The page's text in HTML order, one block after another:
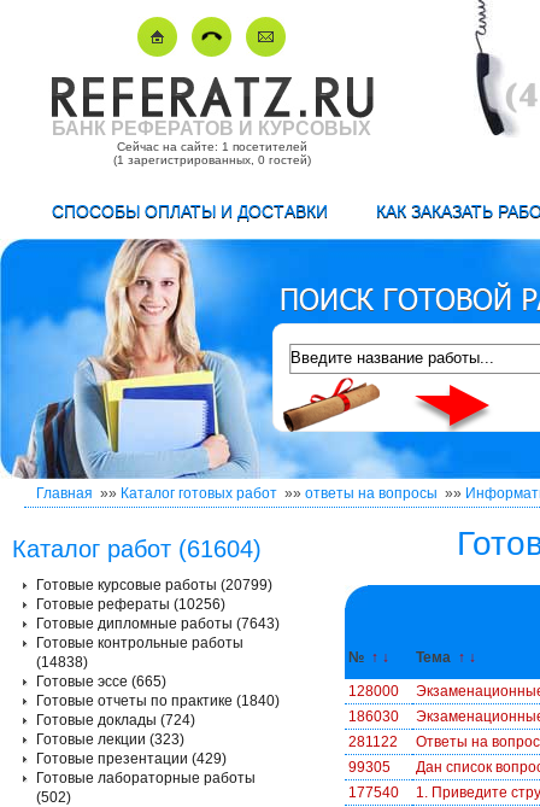
БАНК РЕФЕРАТОВ И КУРСОВЫХ
Сейчас на сайте: 1 посетителей
(1 зарегистрированных, 0 гостей)
СПОСОБЫ ОПЛАТЫ И ДОСТАВКИ КАК ЗАКАЗАТЬ
Главная »» Каталог готовых работ »» ответы на вопросы »»
№ ↑ ↓ Тема ↑ ↓
128000
186030
281122
Ответы на
99305
Дан список
177540
1. Приведите
Каталог работ (61604)
Готовые курсовые работы (20799)
Готовые рефераты (10256)
Готовые дипломные работы (7643)
Готовые контрольные работы
(14838)
Готовые эссе (665)
Готовые отчеты по практике (1840)
Готовые доклады (724)
Готовые лекции (323)
Готовые презентации (429)
Готовые лабораторные работы
(502)